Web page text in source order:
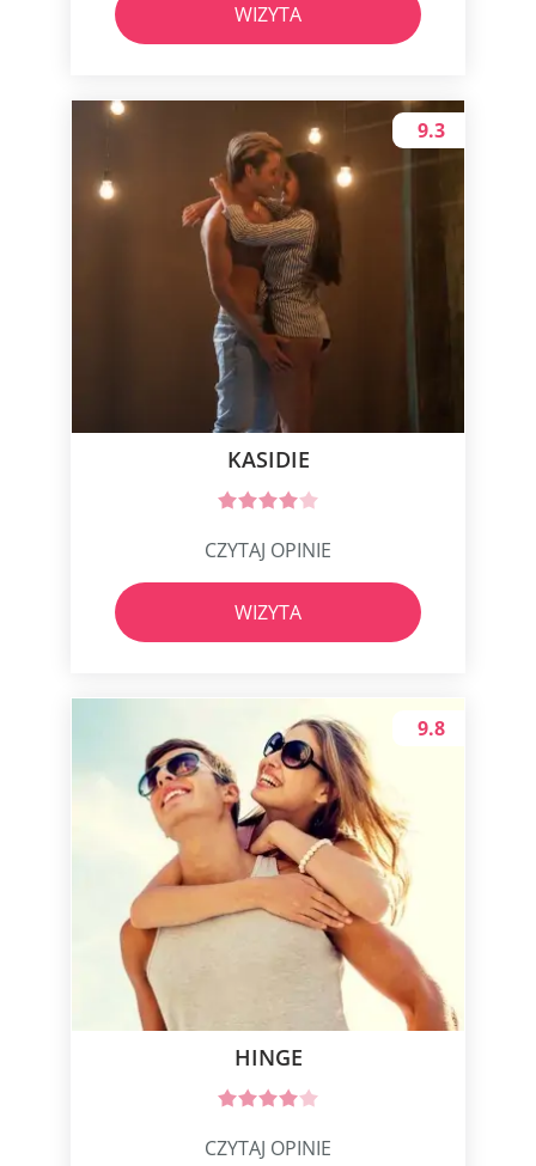
WIZYTA
KASIDIE
9.3
CZYTAJ OPINIE
WIZYTA
HINGE
9.8
CZYTAJ OPINIE